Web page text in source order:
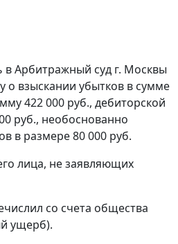
Арбитражный суд г. Москвы
взыскании убытков в сумме
422 000 руб., дебиторской
руб., необоснованно
в размере 80 000 руб.
лица, не заявляющих
со счета общества
ущерб).